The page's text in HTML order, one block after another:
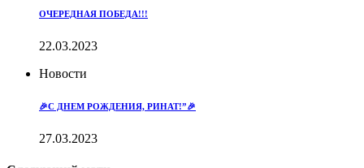
ОЧЕРЕДНАЯ ПОБЕДА!!!
22.03.2023
Новости
🎉С ДНЕМ РОЖДЕНИЯ, РИНАТ!”🎉
27.03.2023